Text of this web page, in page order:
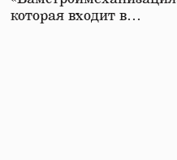
которая входит в…